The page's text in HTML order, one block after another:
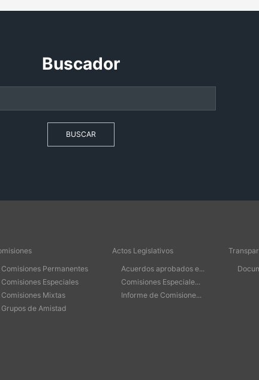
Buscador
BUSCAR
Comisiones Permanentes
Comisiones Especiales
Comisiones Mixtas
Grupos de Amistad
Actos Legislativos
Acuerdos aprobados e...
Comisiones Especiale...
Informe de Comisione...